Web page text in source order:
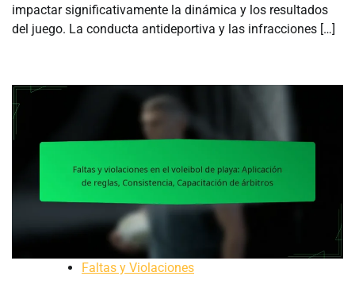
impactar significativamente la dinámica y los resultados
del juego. La conducta antideportiva y las infracciones […]
Faltas y Violaciones